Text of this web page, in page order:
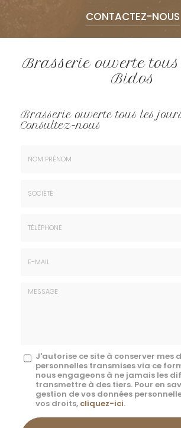
CONTACTEZ-NOUS
Brasserie ouverte
Bidos
Brasserie ouverte tous les
Consultez-nous
Message
J'autorise ce site à conserver mes
personnelles transmises via ce
nous engageons à ne jamais les
transmettre à des tiers. Pour en
gestion de vos données
vos droits, cliquez-ici.
Acceptation